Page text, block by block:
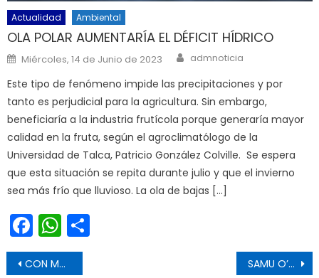
Actualidad Ambiental
OLA POLAR AUMENTARÍA EL DÉFICIT HÍDRICO
Posted on
Miércoles, 14 de Junio de 2023 Author
admnoticia
Este tipo de fenómeno impide las precipitaciones y por
tanto es perjudicial para la agricultura. Sin embargo,
beneficiaría a la industria frutícola porque generaría mayor
calidad en la fruta, según el agroclimatólogo de la
Universidad de Talca, Patricio González Colville. Se espera
que esta situación se repita durante julio y que el invierno
sea más frío que lluvioso. La ola de bajas […]
Facebook
WhatsApp
Navegación de entradas
CON MUESTRA DE VINOS ANCESTRALES SE REALIZÓ EL LANZAMIENTO DE EXPO VIÑAS CAMPESINAS EN CHÉPICA SAMU O’HIGGINS RECIBIÓ 7 AMBULANCIAS AVANZADAS